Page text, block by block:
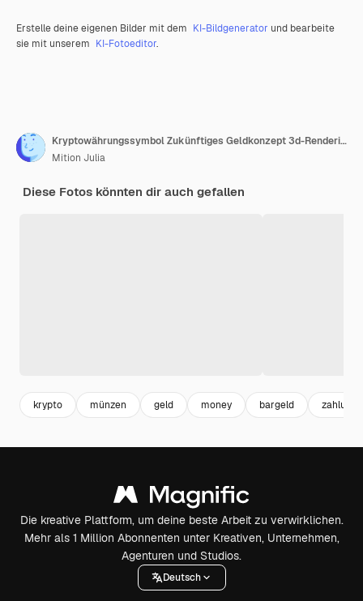
Erstelle deine eigenen Bilder mit dem KI-Bildgenerator und bearbeite
sie mit unserem KI-Fotoeditor.
Kryptowährungssymbol Zukünftiges Geldkonzept 3d-Renderillustration
Mition Julia
Diese Fotos könnten dir auch gefallen
krypto münzen geld money bargeld zahlung
Die kreative Plattform, um deine beste Arbeit zu verwirklichen.
Mehr als 1 Million Abonnenten unter Kreativen, Unternehmen,
Agenturen und Studios.
Deutsch